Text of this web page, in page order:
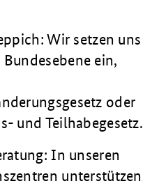
Wir setzen uns
ein,
oder
und Teilhabegesetz.
In unseren
unterstützen